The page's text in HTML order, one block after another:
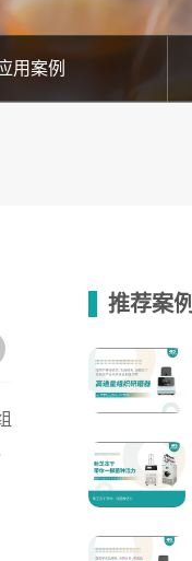
用案例
推荐案例